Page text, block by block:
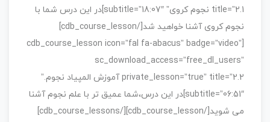
title=”2.1 نجوم کروی” subtitle=”18:07″]در این درس شما با
نجوم کروی آشنا خواهید شد[/cdb_course_lesson]
[cdb_course_lesson icon=”fal fa-abacus” badge=”video”
sc_download_access=”free_dl_users”
private_lesson=”true” title=”2.2 آموزش المپیاد نجوم.”
subtitle=”06:51″]در این درس،شما عمیق تر با علم نجوم آشنا
می شوید[/cdb_course_lesson][/cdb_course_lessons]